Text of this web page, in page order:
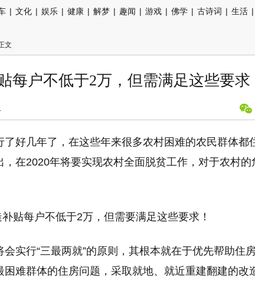
| 文化 | 娱乐 | 健康 | 解梦 | 趣闻 | 游戏 | 佛学 | 古诗词 | 生活 |
文
每户不低于2万，但需满足这些要求
了好几年了，在这些年来很多农村困难的农民群体都
在2020年将要实现农村全面脱贫工作，对于农村的
实行“三最两就”的原则，其根本就在于优先帮助住
难群体的住房问题，采取就地、就近重建翻建的改